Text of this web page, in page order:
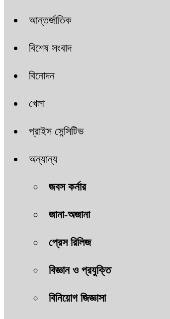
আন্তর্জাতিক
বিশেষ সংবাদ
বিনোদন
খেলা
প্রাইস সেন্সিটিভ
অন্যান্য
জবস কর্নার
জানা-অজানা
প্রেস রিলিজ
বিজ্ঞান ও প্রযুক্তি
বিনিয়োগ জিজ্ঞাসা